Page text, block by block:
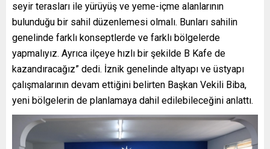
seyir terasları ile yürüyüş ve yeme-içme alanlarının
bulunduğu bir sahil düzenlemesi olmalı. Bunları sahilin
genelinde farklı konseptlerde ve farklı bölgelerde
yapmalıyız. Ayrıca ilçeye hızlı bir şekilde B Kafe de
kazandıracağız” dedi. İznik genelinde altyapı ve üstyapı
çalışmalarının devam ettiğini belirten Başkan Vekili Biba,
yeni bölgelerin de planlamaya dahil edilebileceğini anlattı.